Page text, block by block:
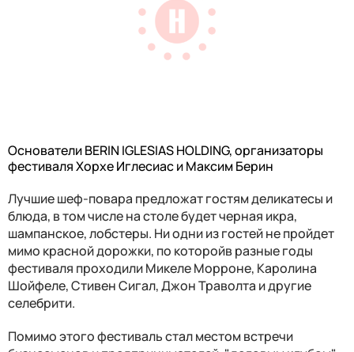
Основатели BERIN IGLESIAS HOLDING, организаторы
фестиваля Хорхе Иглесиас и Максим Берин
Лучшие шеф-повара предложат гостям деликатесы и
блюда, в том числе на столе будет черная икра,
шампанское, лобстеры. Ни одни из гостей не пройдет
мимо красной дорожки, по которойв разные годы
фестиваля проходили Микеле Морроне, Каролина
Шойфеле, Стивен Сигал, Джон Траволта и другие
селебрити.
Помимо этого фестиваль стал местом встречи